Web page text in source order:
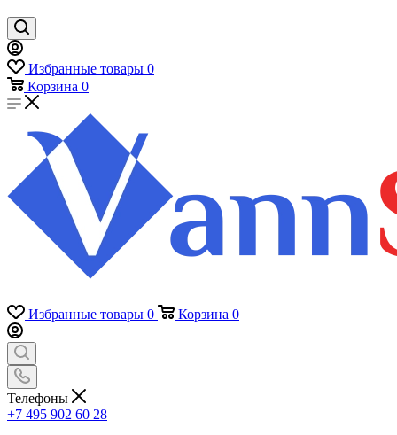
Избранные товары 0
Корзина 0
Избранные товары 0 Корзина 0
Телефоны
+7 495 902 60 28